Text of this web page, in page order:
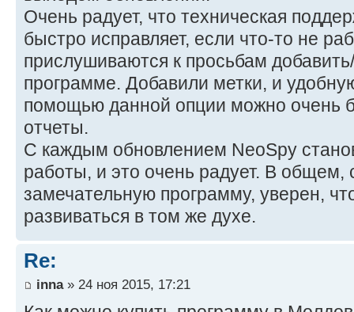
Очень радует, что техническая
быстро исправляет, если что-то не
прислушиваются к просьбам
программе. Добавили метки, и
помощью данной опции можно очень
отчеты.
С каждым обновлением NeoSpy
работы, и это очень радует. В общем,
замечательную программу, уверен,
развиваться в том же духе.
Re:
inna» 24 ноя 2015, 17:21